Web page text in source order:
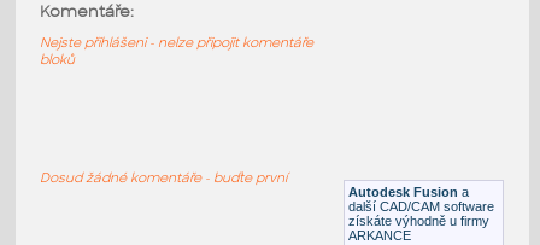
IPT Plastové součásti
Plastové součásti Autodesk Fusion a
další CAD/CAM software
získáte výhodně u firmy
ARKANCE
Komentáře:
Nejste přihlášeni - nelze připojit komentáře
bloků
Dosud žádné komentáře - buďte první